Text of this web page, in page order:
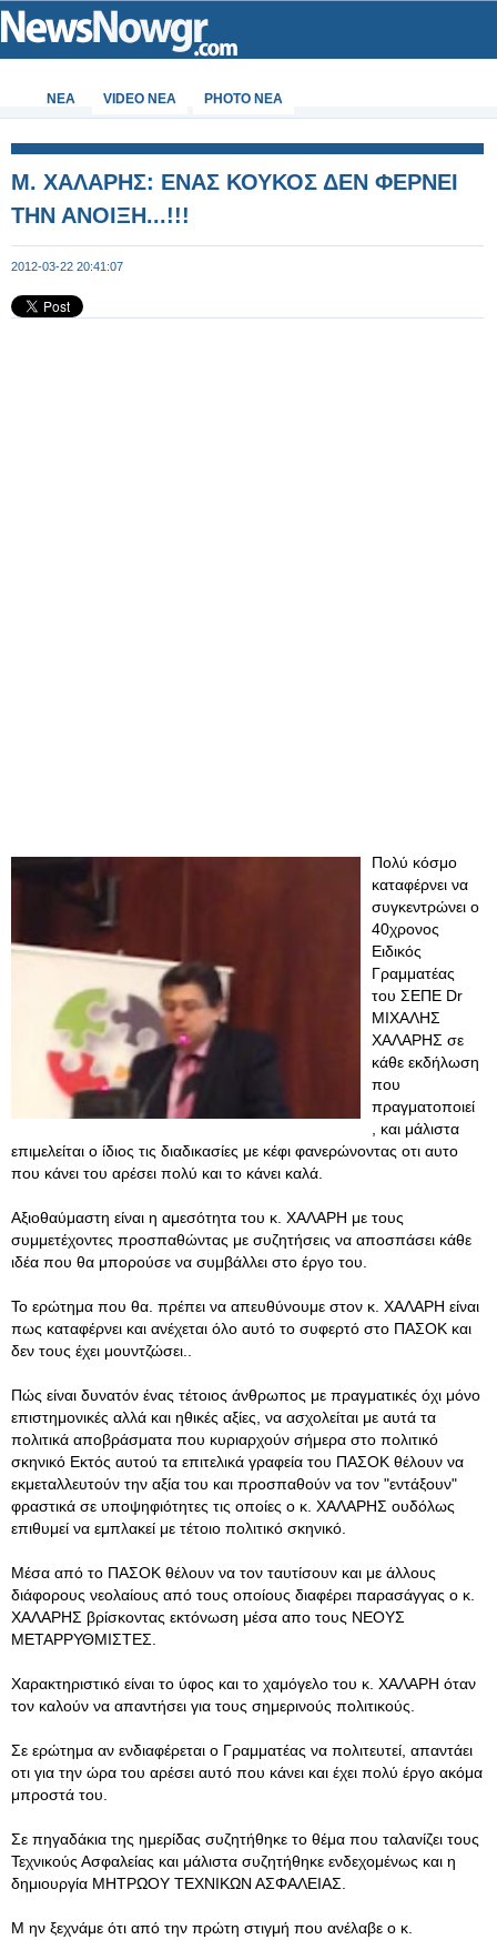
ΝΕΑ VIDEO NEA PHOTO NEA
Μ. ΧΑΛΑΡΗΣ: ΕΝΑΣ ΚΟΥΚΟΣ ΔΕΝ ΦΕΡΝΕΙ
ΤΗΝ ΑΝΟΙΞΗ...!!!
2012-03-22 20:41:07
Πολύ κόσμο
καταφέρνει να
συγκεντρώνει ο
40χρονος
Ειδικός
Γραμματέας
του ΣΕΠΕ Dr
ΜΙΧΑΛΗΣ
ΧΑΛΑΡΗΣ σε
κάθε εκδήλωση
που
πραγματοποιεί
, και μάλιστα
επιμελείται ο ίδιος τις διαδικασίες με κέφι φανερώνοντας οτι αυτο
που κάνει του αρέσει πολύ και το κάνει καλά.
Αξιοθαύμαστη είναι η αμεσότητα του κ. ΧΑΛΑΡΗ με τους
συμμετέχοντες προσπαθώντας με συζητήσεις να αποσπάσει κάθε
ιδέα που θα μπορούσε να συμβάλλει στο έργο του.
Το ερώτημα που θα. πρέπει να απευθύνουμε στον κ. ΧΑΛΑΡΗ είναι
πως καταφέρνει και ανέχεται όλο αυτό το συφερτό στο ΠΑΣΟΚ και
δεν τους έχει μουντζώσει..
Πώς είναι δυνατόν ένας τέτοιος άνθρωπος με πραγματικές όχι μόνο
επιστημονικές αλλά και ηθικές αξίες, να ασχολείται με αυτά τα
πολιτικά αποβράσματα που κυριαρχούν σήμερα στο πολιτικό
σκηνικό Εκτός αυτού τα επιτελικά γραφεία του ΠΑΣΟΚ θέλουν να
εκμεταλλευτούν την αξία του και προσπαθούν να τον "εντάξουν"
φραστικά σε υποψηφιότητες τις οποίες ο κ. ΧΑΛΑΡΗΣ ουδόλως
επιθυμεί να εμπλακεί με τέτοιο πολιτικό σκηνικό.
Μέσα από το ΠΑΣΟΚ θέλουν να τον ταυτίσουν και με άλλους
διάφορους νεολαίους από τους οποίους διαφέρει παρασάγγας ο κ.
ΧΑΛΑΡΗΣ βρίσκοντας εκτόνωση μέσα απο τους ΝΕΟΥΣ
ΜΕΤΑΡΡΥΘΜΙΣΤΕΣ.
Χαρακτηριστικό είναι το ύφος και το χαμόγελο του κ. ΧΑΛΑΡΗ όταν
τον καλούν να απαντήσει για τους σημερινούς πολιτικούς.
Σε ερώτημα αν ενδιαφέρεται ο Γραμματέας να πολιτευτεί, απαντάει
οτι για την ώρα του αρέσει αυτό που κάνει και έχει πολύ έργο ακόμα
μπροστά του.
Σε πηγαδάκια της ημερίδας συζητήθηκε το θέμα που ταλανίζει τους
Τεχνικούς Ασφαλείας και μάλιστα συζητήθηκε ενδεχομένως και η
δημιουργία ΜΗΤΡΩΟΥ ΤΕΧΝΙΚΩΝ ΑΣΦΑΛΕΙΑΣ.
Μ ην ξεχνάμε ότι από την πρώτη στιγμή που ανέλαβε ο κ.